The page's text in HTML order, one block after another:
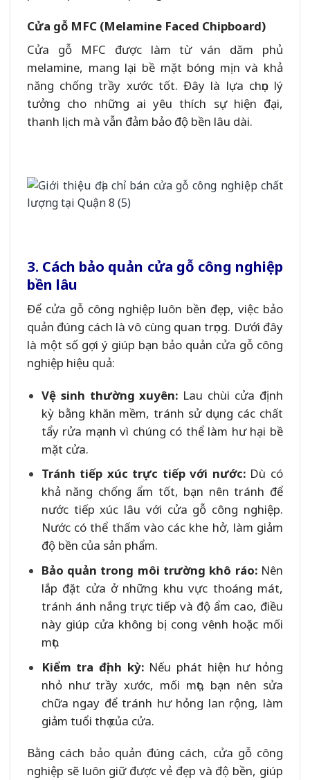
Cửa gỗ MFC (Melamine Faced Chipboard)
Cửa gỗ MFC được làm từ ván dăm phủ
melamine, mang lại bề mặt bóng mịn và khả
năng chống trầy xước tốt. Đây là lựa chọn lý
tưởng cho những ai yêu thích sự hiện đại,
thanh lịch mà vẫn đảm bảo độ bền lâu dài.
3. Cách bảo quản cửa gỗ công nghiệp
bền lâu
Để cửa gỗ công nghiệp luôn bền đẹp, việc bảo
quản đúng cách là vô cùng quan trọng. Dưới đây
là một số gợi ý giúp bạn bảo quản cửa gỗ công
nghiệp hiệu quả:
Vệ sinh thường xuyên: Lau chùi cửa định
kỳ bằng khăn mềm, tránh sử dụng các chất
tẩy rửa mạnh vì chúng có thể làm hư hại bề
mặt cửa.
Tránh tiếp xúc trực tiếp với nước:Dù có
khả năng chống ẩm tốt, bạn nên tránh để
nước tiếp xúc lâu với cửa gỗ công nghiệp.
Nước có thể thấm vào các khe hở, làm giảm
độ bền của sản phẩm.
Bảo quản trong môi trường khô ráo:Nên
lắp đặt cửa ở những khu vực thoáng mát,
tránh ánh nắng trực tiếp và độ ẩm cao, điều
này giúp cửa không bị cong vênh hoặc mối
mọt.
Kiểm tra định kỳ:Nếu phát hiện hư hỏng
nhỏ như trầy xước, mối mọt, bạn nên sửa
chữa ngay để tránh hư hỏng lan rộng, làm
giảm tuổi thọ của cửa.
Bằng cách bảo quản đúng cách, cửa gỗ công
nghiệp sẽ luôn giữ được vẻ đẹp và độ bền, giúp